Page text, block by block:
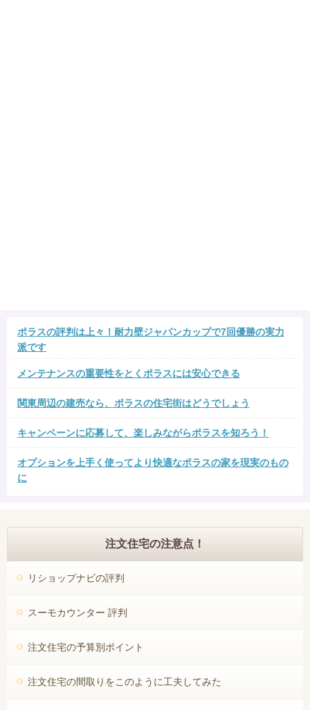
ポラスの評判は上々！耐力壁ジャパンカップで7回優勝の実力
派です
メンテナンスの重要性をとくポラスには安心できる
関東周辺の建売なら、ポラスの住宅街はどうでしょう
キャンペーンに応募して、楽しみながらポラスを知ろう！
オプションを上手く使ってより快適なポラスの家を現実のもの
に
注文住宅の注意点！
リショップナビの評判
スーモカウンター 評判
注文住宅の予算別ポイント
注文住宅の間取りをこのように工夫してみた